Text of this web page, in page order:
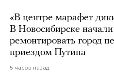
«В центре марафет
В Новосибирске начали
ремонтировать город
приездом Путина
5 часов назад